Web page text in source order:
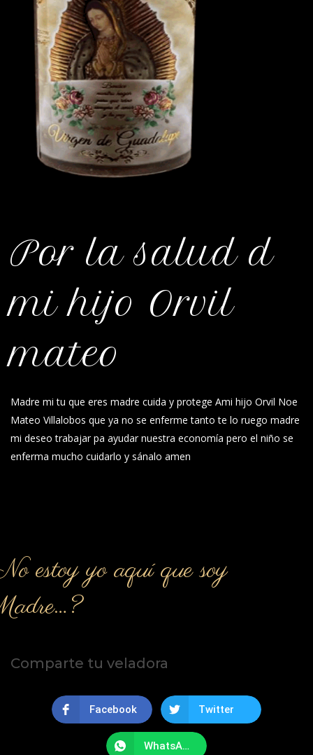
Por la salud d
mi hijo Orvil
mateo
Madre mi tu que eres madre cuida y protege Ami hijo Orvil Noe
Mateo Villalobos que ya no se enferme tanto te lo ruego madre
mi deseo trabajar pa ayudar nuestra economía pero el niño se
enferma mucho cuidarlo y sánalo amen
estoy yo aquí que soy
Comparte tu veladora
Facebook Twitter
WhatsApp